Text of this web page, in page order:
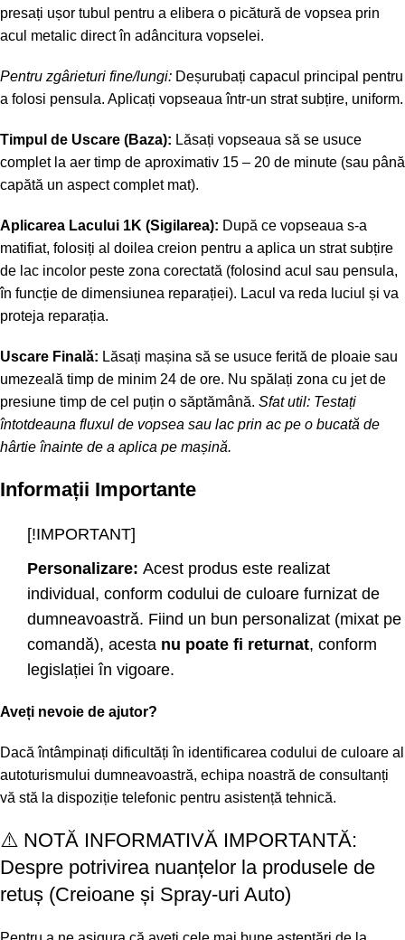
presați ușor tubul pentru a elibera o picătură de vopsea prin
acul metalic direct în adâncitura vopselei.
Pentru zgârieturi fine/lungi: Deșurubați capacul principal pentru
a folosi pensula. Aplicați vopseaua într-un strat subțire, uniform.
Timpul de Uscare (Baza): Lăsați vopseaua să se usuce
complet la aer timp de aproximativ 15 – 20 de minute (sau până
capătă un aspect complet mat).
Aplicarea Lacului 1K (Sigilarea): După ce vopseaua s-a
matifiat, folosiți al doilea creion pentru a aplica un strat subțire
de lac incolor peste zona corectată (folosind acul sau pensula,
în funcție de dimensiunea reparației). Lacul va reda luciul și va
proteja reparația.
Uscare Finală: Lăsați mașina să se usuce ferită de ploaie sau
umezeală timp de minim 24 de ore. Nu spălați zona cu jet de
presiune timp de cel puțin o săptămână. Sfat util: Testați
întotdeauna fluxul de vopsea sau lac prin ac pe o bucată de
hârtie înainte de a aplica pe mașină.
Informații Importante
[!IMPORTANT]
Personalizare: Acest produs este realizat
individual, conform codului de culoare furnizat de
dumneavoastră. Fiind un bun personalizat (mixat pe
comandă), acesta nu poate fi returnat, conform
legislației în vigoare.
Aveți nevoie de ajutor?
Dacă întâmpinați dificultăți în identificarea codului de culoare al
autoturismului dumneavoastră, echipa noastră de consultanți
vă stă la dispoziție telefonic pentru asistență tehnică.
⚠️ NOTĂ INFORMATIVĂ IMPORTANTĂ:
Despre potrivirea nuanțelor la produsele de
retuș (Creioane și Spray-uri Auto)